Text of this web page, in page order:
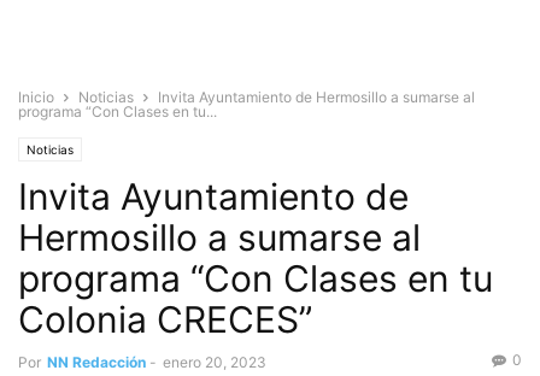
Inicio Noticias
Invita Ayuntamiento de Hermosillo a sumarse al
programa “Con Clases en tu...
Noticias
Invita Ayuntamiento de
Hermosillo a sumarse al
programa “Con Clases en tu
Colonia CRECES”
Por NN Redacción - enero 20, 2023 0